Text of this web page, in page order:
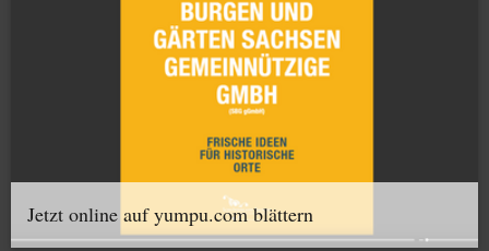
Jetzt online auf yumpu.com blättern